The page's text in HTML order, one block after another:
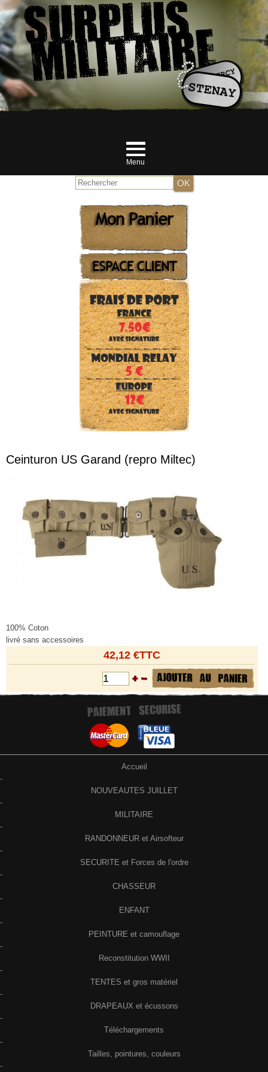
Menu
Ceinturon US Garand (repro Miltec)
100% Coton
livré sans accessoires
42,12 €TTC
Accueil
-
NOUVEAUTES JUILLET
-
MILITAIRE
-
RANDONNEUR et Airsofteur
-
SECURITE et Forces de l'ordre
-
CHASSEUR
-
ENFANT
-
PEINTURE et camouflage
-
Reconstitution WWII
-
TENTES et gros matériel
-
DRAPEAUX et écussons
-
Téléchargements
-
Tailles, pointures, couleurs
-